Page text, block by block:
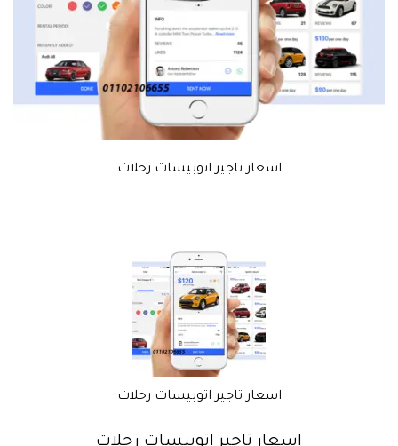
اسعار تاجير اتوبيسات رحلات
اسعار تاجير اتوبيسات رحلات
اسعار تاجير اتوبيسات رحلات